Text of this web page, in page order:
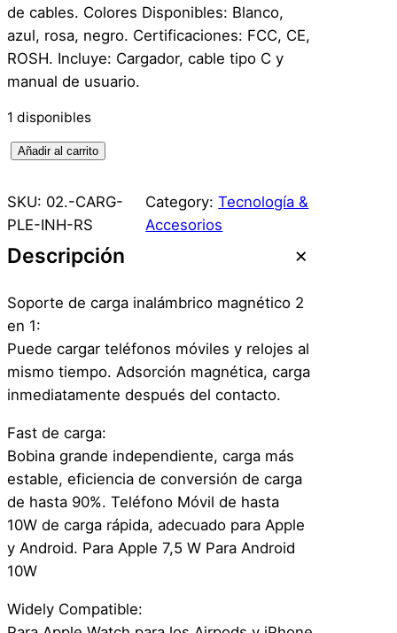
de cables. Colores Disponibles: Blanco,
azul, rosa, negro. Certificaciones: FCC, CE,
ROSH. Incluye: Cargador, cable tipo C y
manual de usuario.
1 disponibles
n
1
C
a
g
a
d
o
r
I
n
a
l
á
m
b
i
Añadir al carrito
SKU: 02.-CARG-
PLE-INH-RS
Category:Tecnología &
Accesorios
Descripción
Soporte de carga inalámbrico magnético 2
en 1:
Puede cargar teléfonos móviles y relojes al
mismo tiempo. Adsorción magnética, carga
inmediatamente después del contacto.
Fast de carga:
Bobina grande independiente, carga más
estable, eficiencia de conversión de carga
de hasta 90%. Teléfono Móvil de hasta
10W de carga rápida, adecuado para Apple
y Android. Para Apple 7,5 W Para Android
10W
Widely Compatible: